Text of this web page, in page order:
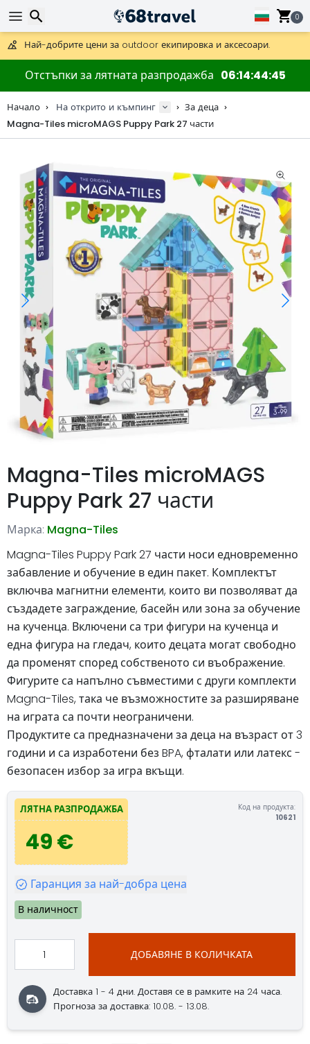
0
Предлага се и DHL Express за една нощ.
30 дни за връщане, 90 дни за дървени карти и декорации.
Най-добрите цени за outdoor екипировка и аксесоари.
Отстъпки за лятната разпродажба 06144445
Начало На открито и къмпинг
За деца
Magna-Tiles microMAGS Puppy Park 27 части
Magna-Tiles microMAGS
Puppy Park 27 части
Марка: Magna-Tiles
Magna-Tiles Puppy Park 27 части носи едновременно
забавление и обучение в един пакет. Комплектът
включва магнитни елементи, които ви позволяват да
създадете заграждение, басейн или зона за обучение
на кученца. Включени са три фигури на кученца и
една фигура на гледач, които децата могат свободно
да променят според собственото си въображение.
Фигурите са напълно съвместими с други комплекти
Magna-Tiles, така че възможностите за разширяване
на играта са почти неограничени.
Продуктите са предназначени за деца на възраст от 3
години и са изработени без BPA, фталати или латекс -
безопасен избор за игра вкъщи.
ЛЯТНА РАЗПРОДАЖБА
49 €
Код на продукта:
10621
Гаранция за най-добра цена
В наличност
ДОБАВЯНЕ В КОЛИЧКАТА
Доставка 1 - 4 дни. Доставя се в рамките на 24 часа.
Прогноза за доставка: 10.08. - 13.08.
Търсене